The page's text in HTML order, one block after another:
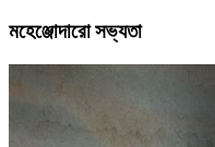
মহেঞ্জোদারো সভ্যতা